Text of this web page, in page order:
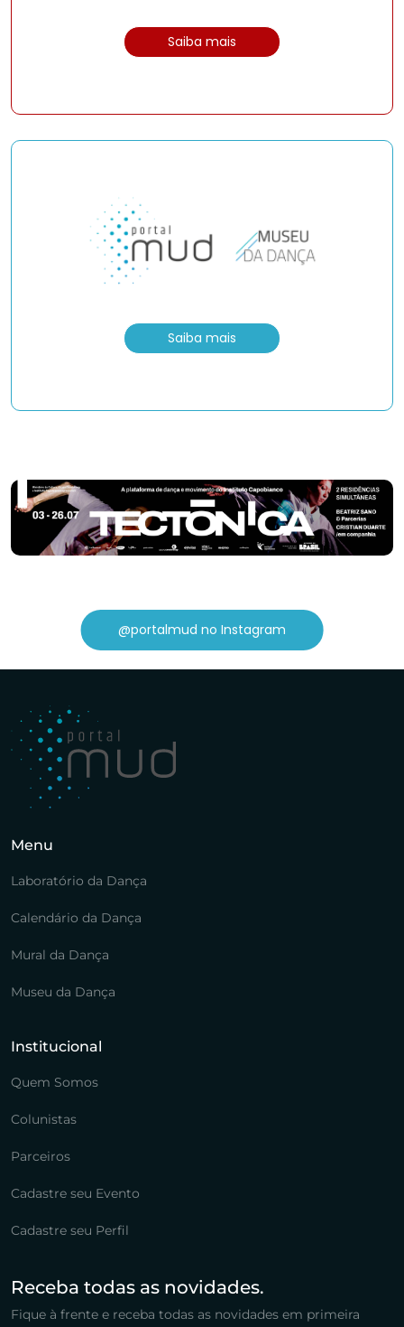
Saiba mais
Saiba mais
@portalmud no Instagram
Menu
Laboratório da Dança
Calendário da Dança
Mural da Dança
Museu da Dança
Institucional
Quem Somos
Colunistas
Parceiros
Cadastre seu Evento
Cadastre seu Perfil
Receba todas as novidades.
Fique à frente e receba todas as novidades em primeira